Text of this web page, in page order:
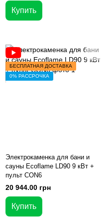
Купить
БЕСПЛАТНАЯ ДОСТАВКА
0% РАССРОЧКА
Электрокаменка для бани и
сауны Ecoflame LD90 9 кВт +
пульт CON6
20 944.00 грн
Купить